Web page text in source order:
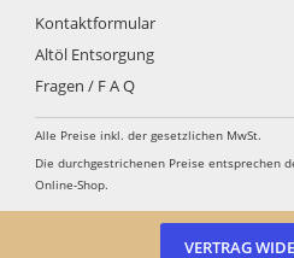
Kontaktformular
Altöl Entsorgung
Fragen / F A Q
Alle Preise inkl. der gesetzlichen MwSt.
Die durchgestrichenen Preise entsprechen
Online-Shop.
VERTRAG